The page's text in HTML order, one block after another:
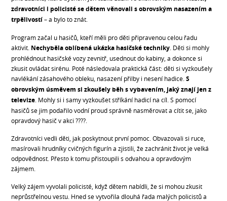
zdravotníci i policisté se dětem věnovali s obrovským nasazením a
trpělivostí– a bylo to znát.
Program začal u hasičů, kteří měli pro děti připravenou celou řadu
aktivit. Nechyběla oblíbená ukázka hasičské techniky . Děti si mohly
prohlédnout hasičské vozy zevnitř, usednout do kabiny, a dokonce si
zkusit ovládat sirénu. Poté následovala praktická část: děti si vyzkoušely
navlékání zásahového obleku, nasazení přilby i nesení hadice.S
obrovským úsměvem si zkoušely běh s vybavením, jaký znají jen z
televize . Mohly si i samy vyzkoušet stříkání hadicí na cíl. S pomocí
hasičů se jim podařilo vodní proud správně nasměrovat a cítit se, jako
opravdový hasič v akci ????.
Zdravotníci vedli děti, jak poskytnout první pomoc. Obvazovali si ruce,
masírovali hrudníky cvičných figurín a zjistili, že zachránit život je velká
odpovědnost. Přesto k tomu přistoupili s odvahou a opravdovým
zájmem.
Velký zájem vyvolali policisté, když dětem nabídli, že si mohou zkusit
neprůstřelnou vestu. Hned se vytvořila dlouhá řada malých policistů a